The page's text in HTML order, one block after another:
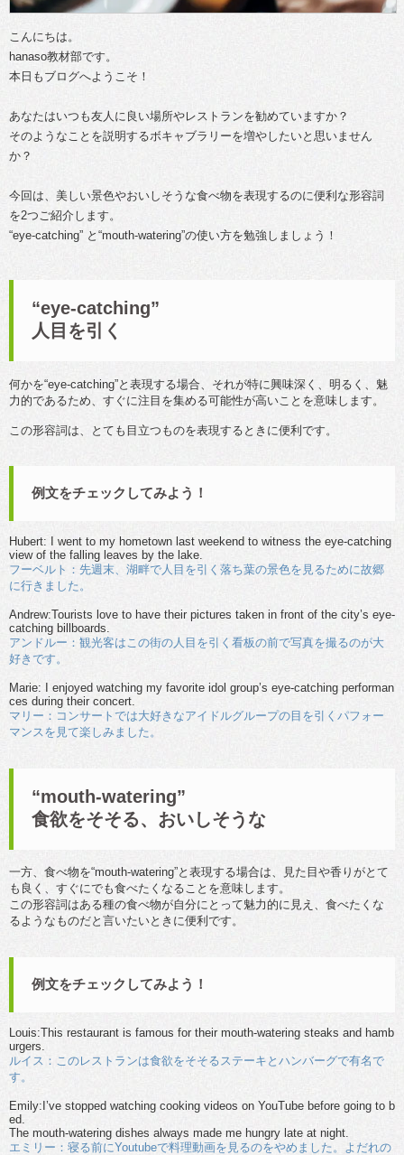
こんにちは。
hanaso教材部です。
本日もブログへようこそ！
あなたはいつも友人に良い場所やレストランを勧めていますか？
そのようなことを説明するボキャブラリーを増やしたいと思いません
か？
今回は、美しい景色やおいしそうな食べ物を表現するのに便利な形容詞
を2つご紹介します。
“eye-catching” と“mouth-watering”の使い方を勉強しましょう！
“eye-catching”
人目を引く
何かを“eye-catching”と表現する場合、それが特に興味深く、明るく、魅
力的であるため、すぐに注目を集める可能性が高いことを意味します。
この形容詞は、とても目立つものを表現するときに便利です。
例文をチェックしてみよう！
Hubert: I went to my hometown last weekend to witness the eye-catching
view of the falling leaves by the lake.
フーベルト：先週末、湖畔で人目を引く落ち葉の景色を見るために故郷
に行きました。
Andrew:Tourists love to have their pictures taken in front of the city’s eye-
catching billboards.
アンドルー：観光客はこの街の人目を引く看板の前で写真を撮るのが大
好きです。
Marie: I enjoyed watching my favorite idol group’s eye-catching performan
ces during their concert.
マリー：コンサートでは大好きなアイドルグループの目を引くパフォー
マンスを見て楽しみました。
“mouth-watering”
食欲をそそる、おいしそうな
一方、食べ物を“mouth-watering”と表現する場合は、見た目や香りがとて
も良く、すぐにでも食べたくなることを意味します。
この形容詞はある種の食べ物が自分にとって魅力的に見え、食べたくな
るようなものだと言いたいときに便利です。
例文をチェックしてみよう！
Louis:This restaurant is famous for their mouth-watering steaks and hamb
urgers.
ルイス：このレストランは食欲をそそるステーキとハンバーグで有名で
す。
Emily:I’ve stopped watching cooking videos on YouTube before going to b
ed.
The mouth-watering dishes always made me hungry late at night.
エミリー：寝る前にYoutubeで料理動画を見るのをやめました。よだれの